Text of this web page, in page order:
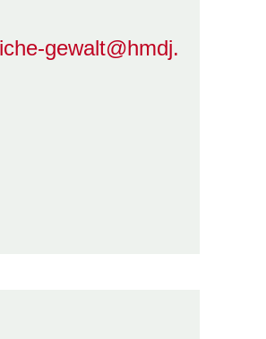
gewalt@hmdj.